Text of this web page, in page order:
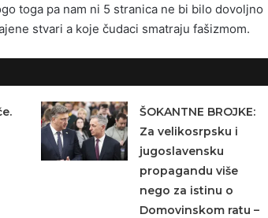
toga pa nam ni 5 stranica ne bi bilo dovoljno
stvari a koje čudaci smatraju fašizmom.
ŠOKANTNE BROJKE:
Za velikosrpsku i
jugoslavensku
propagandu više
nego za istinu o
Domovinskom ratu –